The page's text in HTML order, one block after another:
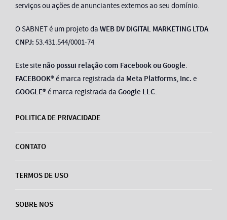
serviços ou ações de anunciantes externos ao seu domínio.
O SABNET é um projeto da WEB DV DIGITAL MARKETING LTDA
CNPJ: 53.431.544/0001-74
Este site não possui relação com Facebook ou Google.
FACEBOOK®é marca registrada da Meta Platforms, Inc. e
GOOGLE®é marca registrada da Google LLC.
POLITICA DE PRIVACIDADE
CONTATO
TERMOS DE USO
SOBRE NOS